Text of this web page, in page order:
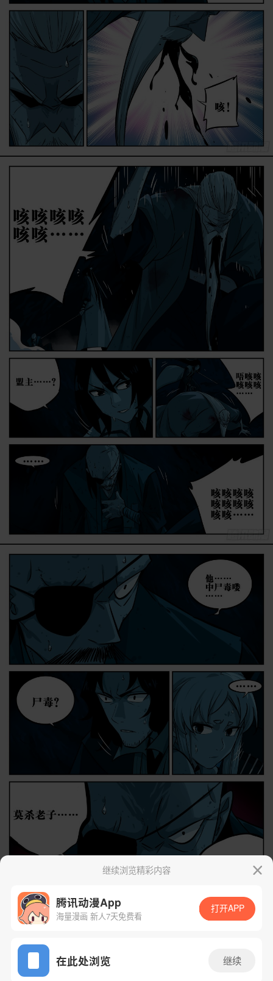
App免费看
下一话
继续浏览精彩内容
腾讯动漫App
海量漫画 新人7天免费看
打开APP
在此处浏览 继续